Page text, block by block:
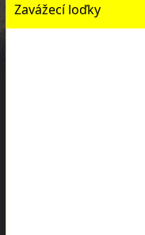
Zavážecí loďky